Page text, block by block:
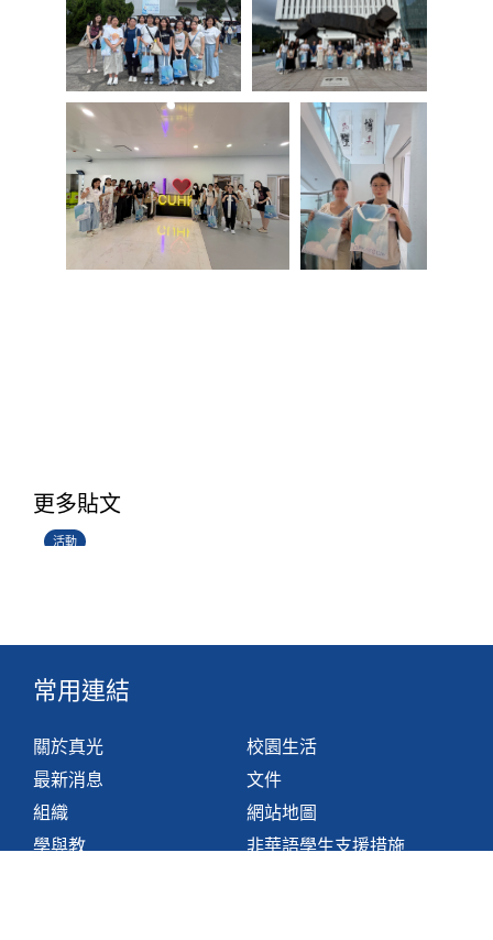
更多貼文
活動
28/06/2026
常用連結
關於真光
最新消息
組織
學與教
校園生活
文件
網站地圖
非華語學生支援措施